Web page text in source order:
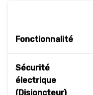
Fonctionnalité
Sécurité
électrique
(Disjoncteur)